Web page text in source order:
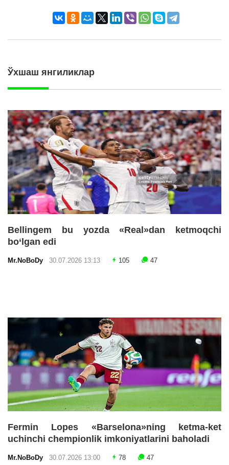
Ўхшаш янгиликлар
Bellingem bu yozda «Real»dan ketmoqchi
bo‘lgan edi
Mr.NoBoDy 30.07.2026 13:13 105 47
Fermin Lopes «Barselona»ning ketma-ket
uchinchi chempionlik imkoniyatlarini baholadi
Mr.NoBoDy 30.07.2026 13:00 78 47